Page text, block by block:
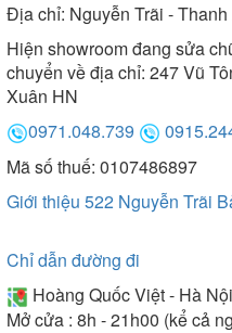
Địa chỉ: Nguyễn Trãi -
Hiện showroom đang sửa chữa, mọi giao dịch vui lòng
chuyển về địa chỉ: 247 Vũ
Xuân HN
0971.048.739
Mã số thuế: 0107486897
Giới thiệu 522 Nguyễn Trãi
Chỉ dẫn đường đi
Hoàng Quốc Việt - Hà Nội
Mở cửa : 8h - 21h00 (kể cả